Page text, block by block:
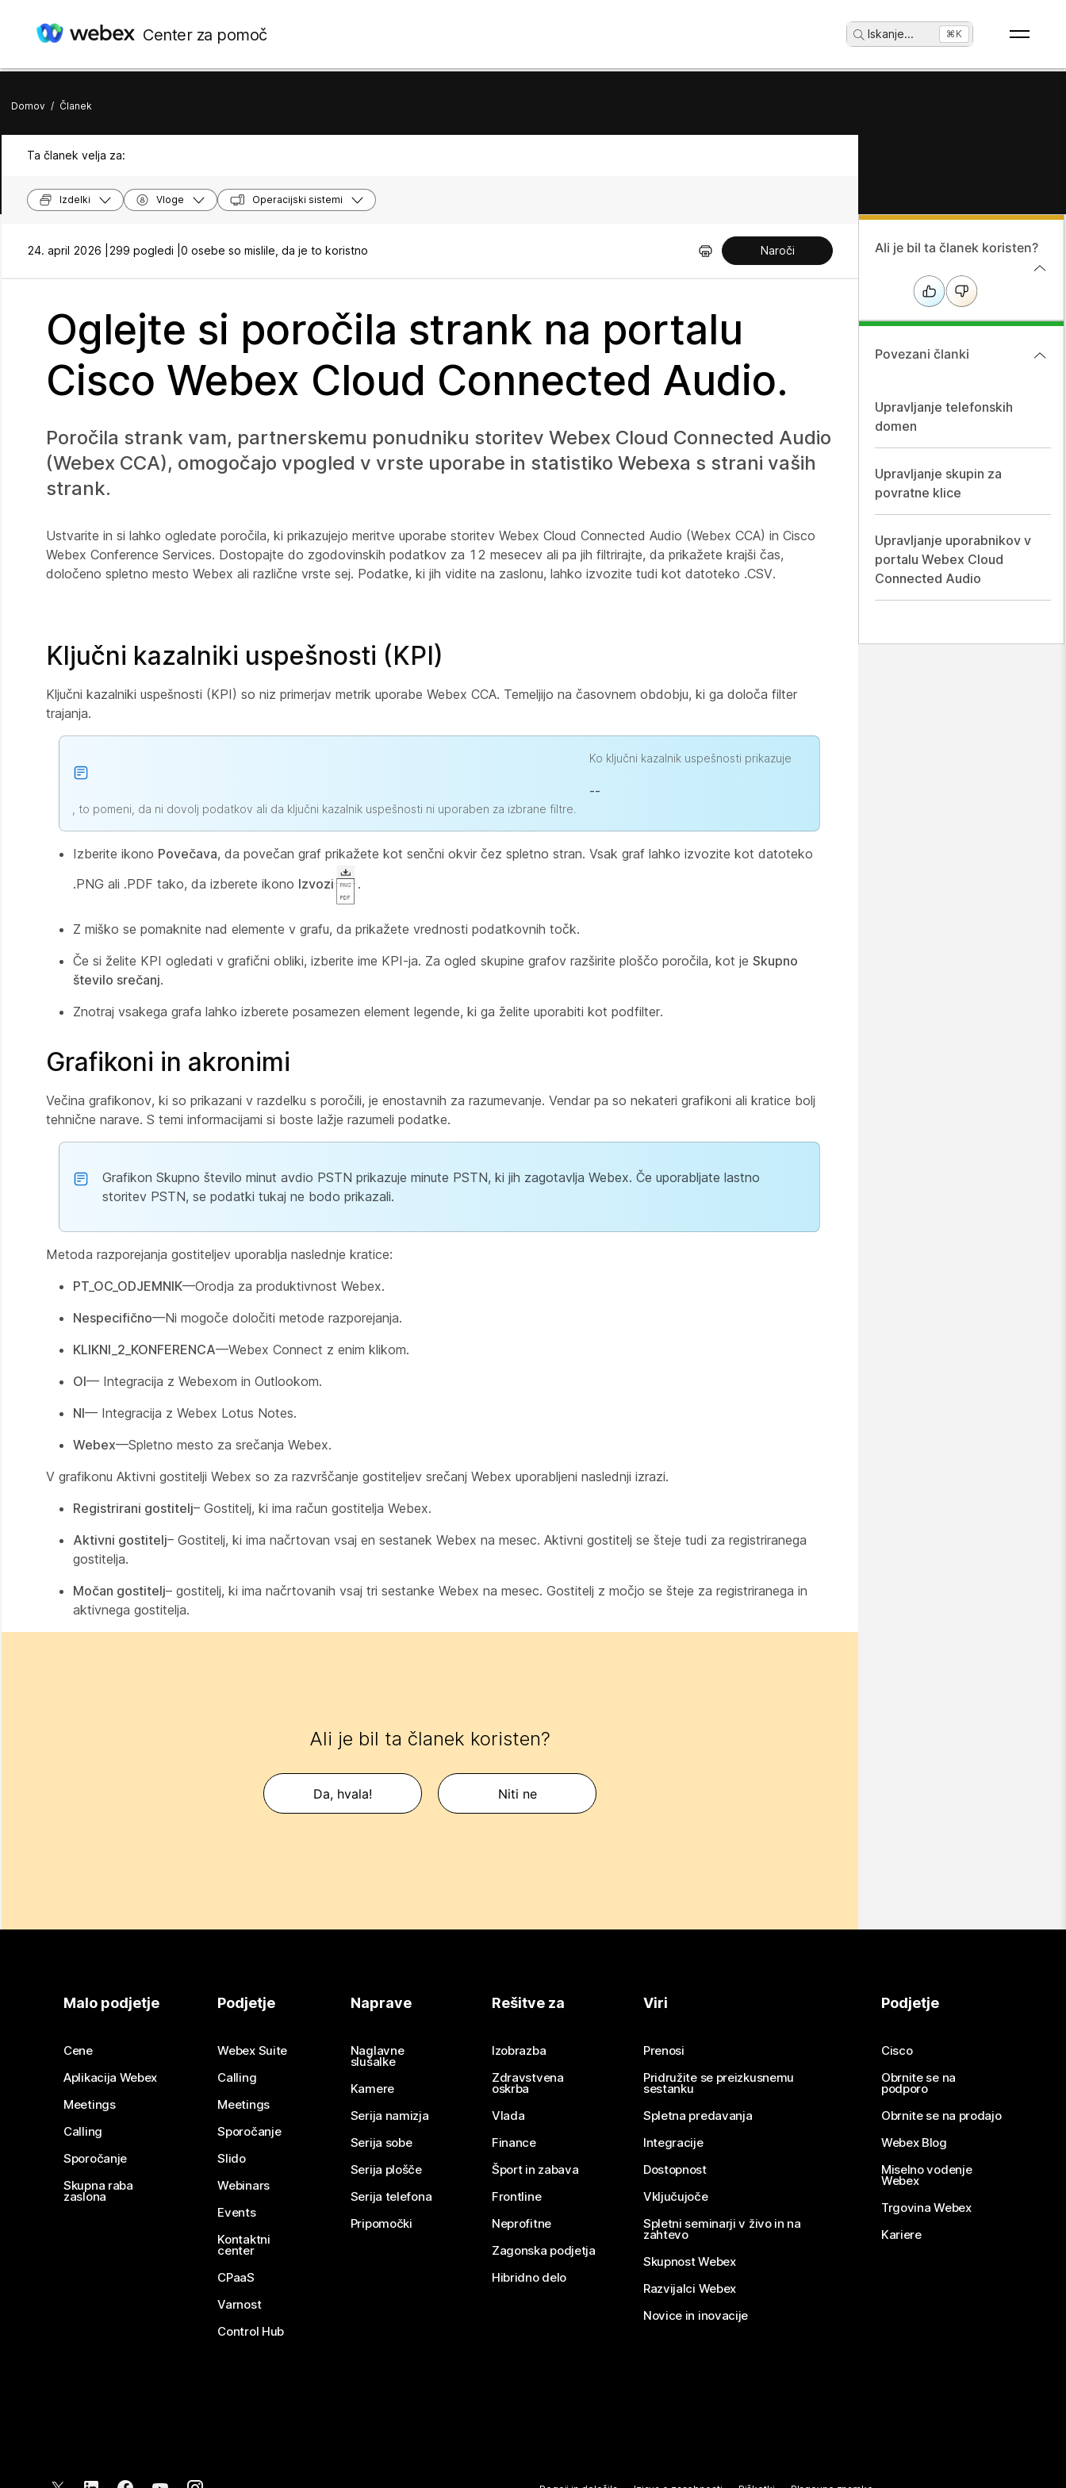
Center za pomoč Iskanje... ⌘K
Domov / Članek
Ta članek velja za:
Izdelki Vloge Operacijski sistemi
24. april 2026 | 299 pogledi | 0 osebe so mislile, da je to koristno Naroči
Oglejte si poročila strank na portalu
Cisco Webex Cloud Connected Audio.
Poročila strank vam, partnerskemu ponudniku storitev Webex Cloud Connected Audio
(Webex CCA), omogočajo vpogled v vrste uporabe in statistiko Webexa s strani vaših
strank.
Ustvarite in si lahko ogledate poročila, ki prikazujejo meritve uporabe storitev Webex Cloud Connected Audio (Webex CCA) in Cisco
Webex Conference Services. Dostopajte do zgodovinskih podatkov za 12 mesecev ali pa jih filtrirajte, da prikažete krajši čas,
določeno spletno mesto Webex ali različne vrste sej. Podatke, ki jih vidite na zaslonu, lahko izvozite tudi kot datoteko .CSV.
Ključni kazalniki uspešnosti (KPI)
Ključni kazalniki uspešnosti (KPI) so niz primerjav metrik uporabe Webex CCA. Temeljijo na časovnem obdobju, ki ga določa filter
trajanja.
Ko ključni kazalnik uspešnosti prikazuje
--
, to pomeni, da ni dovolj podatkov ali da ključni kazalnik uspešnosti ni uporaben za izbrane filtre.
Izberite ikono Povečava, da povečan graf prikažete kot senčni okvir čez spletno stran. Vsak graf lahko izvozite kot datoteko
.PNG ali .PDF tako, da izberete ikono Izvozi .
Z miško se pomaknite nad elemente v grafu, da prikažete vrednosti podatkovnih točk.
Če si želite KPI ogledati v grafični obliki, izberite ime KPI-ja. Za ogled skupine grafov razširite ploščo poročila, kot je Skupno
število srečanj.
Znotraj vsakega grafa lahko izberete posamezen element legende, ki ga želite uporabiti kot podfilter.
Grafikoni in akronimi
Večina grafikonov, ki so prikazani v razdelku s poročili, je enostavnih za razumevanje. Vendar pa so nekateri grafikoni ali kratice bolj
tehnične narave. S temi informacijami si boste lažje razumeli podatke.
Grafikon Skupno število minut avdio PSTN prikazuje minute PSTN, ki jih zagotavlja Webex. Če uporabljate lastno
storitev PSTN, se podatki tukaj ne bodo prikazali.
Metoda razporejanja gostiteljev uporablja naslednje kratice:
PT_OC_ODJEMNIK—Orodja za produktivnost Webex.
Nespecifično—Ni mogoče določiti metode razporejanja.
KLIKNI_2_KONFERENCA—Webex Connect z enim klikom.
OI— Integracija z Webexom in Outlookom.
NI— Integracija z Webex Lotus Notes.
Webex—Spletno mesto za srečanja Webex.
V grafikonu Aktivni gostitelji Webex so za razvrščanje gostiteljev srečanj Webex uporabljeni naslednji izrazi.
Registrirani gostitelj– Gostitelj, ki ima račun gostitelja Webex.
Aktivni gostitelj– Gostitelj, ki ima načrtovan vsaj en sestanek Webex na mesec. Aktivni gostitelj se šteje tudi za registriranega
gostitelja.
Močan gostitelj– gostitelj, ki ima načrtovanih vsaj tri sestanke Webex na mesec. Gostitelj z močjo se šteje za registriranega in
aktivnega gostitelja.
Ali je bil ta članek koristen?
Da, hvala! Niti ne
Ali je bil ta članek koristen?
Povezani članki
Upravljanje telefonskih
domen
Upravljanje skupin za
povratne klice
Upravljanje uporabnikov v
portalu Webex Cloud
Connected Audio
Malo podjetje
Cene
Aplikacija Webex
Meetings
Calling
Sporočanje
Skupna raba
zaslona
Podjetje
Webex Suite
Calling
Meetings
Sporočanje
Slido
Webinars
Events
Kontaktni
center
CPaaS
Varnost
Control Hub
Naprave
Naglavne
slušalke
Kamere
Serija namizja
Serija sobe
Serija plošče
Serija telefona
Pripomočki
Rešitve za
Izobrazba
Zdravstvena
oskrba
Vlada
Finance
Šport in zabava
Frontline
Neprofitne
Zagonska podjetja
Hibridno delo
Viri
Prenosi
Pridružite se preizkusnemu
sestanku
Spletna predavanja
Integracije
Dostopnost
Vključujoče
Spletni seminarji v živo in na
zahtevo
Skupnost Webex
Razvijalci Webex
Novice in inovacije
Podjetje
Cisco
Obrnite se na
podporo
Obrnite se na prodajo
Webex Blog
Miselno vodenje
Webex
Trgovina Webex
Kariere